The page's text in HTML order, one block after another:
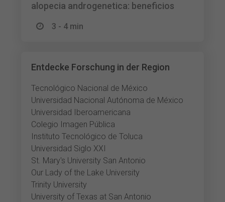
alopecia androgenetica: beneficios
3 - 4 min
Entdecke Forschung in der Region
Tecnológico Nacional de México
Universidad Nacional Autónoma de México
Universidad Iberoamericana
Colegio Imagen Pública
Instituto Tecnológico de Toluca
Universidad Siglo XXI
St. Mary's University San Antonio
Our Lady of the Lake University
Trinity University
University of Texas at San Antonio